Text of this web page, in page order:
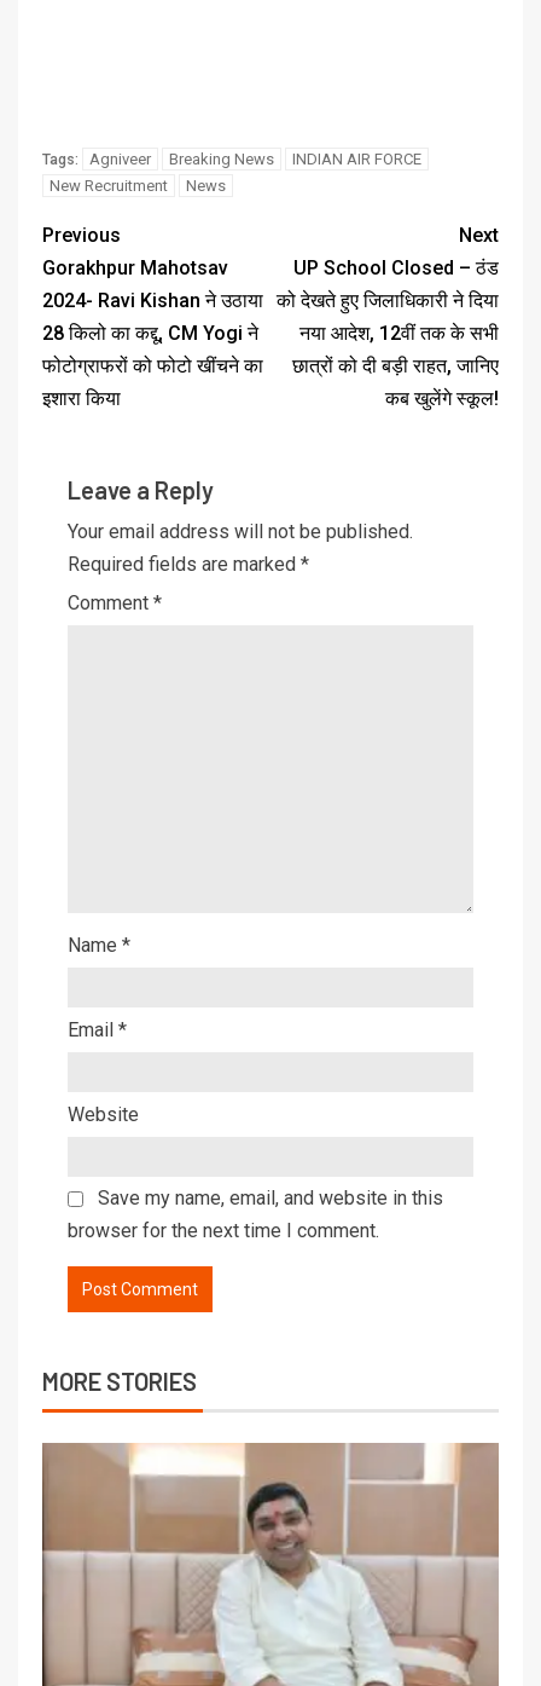
Tags: Agniveer Breaking News
INDIAN AIR FORCE
New Recruitment
News
Previous
Gorakhpur Mahotsav
2024- Ravi Kishan ने उठाया
28 किलो का कद्दू, CM Yogi ने
फोटोग्राफरों को फोटो खींचने का
इशारा किया
Next
UP School Closed – ठंड
को देखते हुए जिलाधिकारी ने दिया
नया आदेश, 12वीं तक के सभी
छात्रों को दी बड़ी राहत, जानिए
कब खुलेंगे स्कूल!
Leave a Reply
Your email address will not be published.
Required fields are marked *
Comment *
Name *
Email *
Website
Save my name, email, and website in this
browser for the next time I comment.
MORE STORIES